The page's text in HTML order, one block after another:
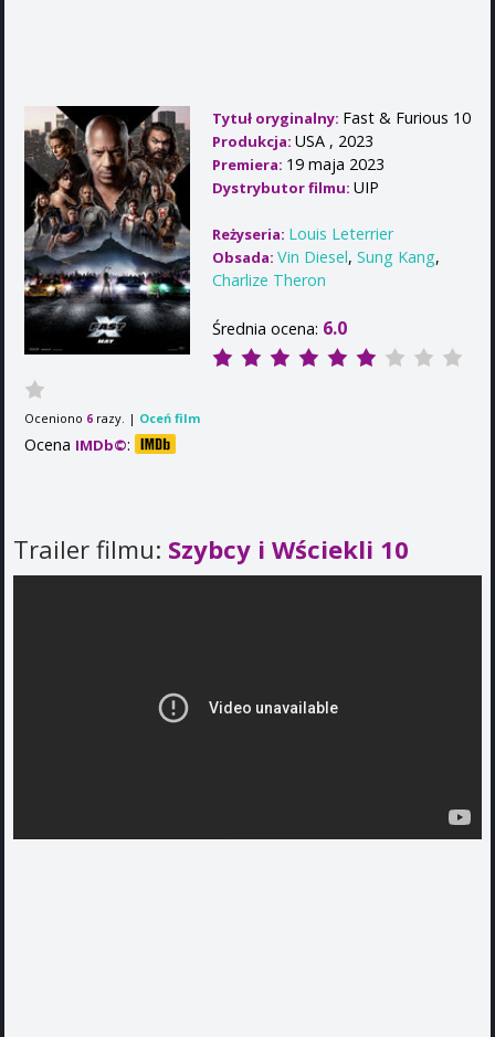
Tytuł oryginalny: Fast & Furious 10
Produkcja: USA , 2023
Premiera: 19 maja 2023
Dystrybutor filmu: UIP
Reżyseria: Louis Leterrier
Obsada: Vin Diesel, Sung Kang,
Charlize Theron
Średnia ocena: 6.0
Oceniono 6 razy. | Oceń film
Ocena IMDb©:
Trailer filmu: Szybcy i Wściekli 10